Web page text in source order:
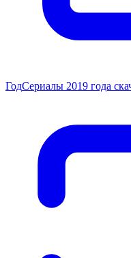
ГодСериалы 2019 года